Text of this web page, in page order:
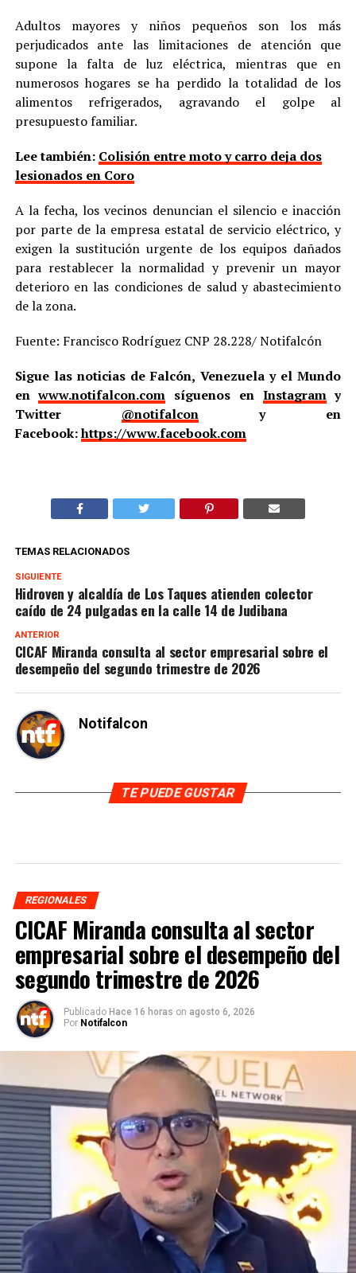
Adultos mayores y niños pequeños son los más
perjudicados ante las limitaciones de atención que
supone la falta de luz eléctrica, mientras que en
numerosos hogares se ha perdido la totalidad de los
alimentos refrigerados, agravando el golpe al
presupuesto familiar.
Lee también: Colisión entre moto y carro deja dos
lesionados en Coro
A la fecha, los vecinos denuncian el silencio e inacción
por parte de la empresa estatal de servicio eléctrico, y
exigen la sustitución urgente de los equipos dañados
para restablecer la normalidad y prevenir un mayor
deterioro en las condiciones de salud y abastecimiento
de la zona.
Fuente: Francisco Rodríguez CNP 28.228/ Notifalcón
Sigue las noticias de Falcón, Venezuela y el Mundo
enwww.notifalcon.com síguenos en Instagramy
Twitter @notifalcony en
Facebook:https://www.facebook.com
TEMAS RELACIONADOS
SIGUIENTE
Hidroven y alcaldía de Los Taques atienden colector
caído de 24 pulgadas en la calle 14 de Judibana
ANTERIOR
CICAF Miranda consulta al sector empresarial sobre el
desempeño del segundo trimestre de 2026
Notifalcon
TE PUEDE GUSTAR
REGIONALES
CICAF Miranda consulta al sector
empresarial sobre el desempeño del
segundo trimestre de 2026
Publicado Hace 16 horas on agosto 6, 2026
Por Notifalcon